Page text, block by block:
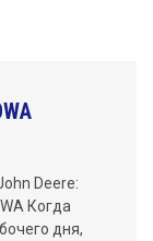
Deere:
Когда
дня,